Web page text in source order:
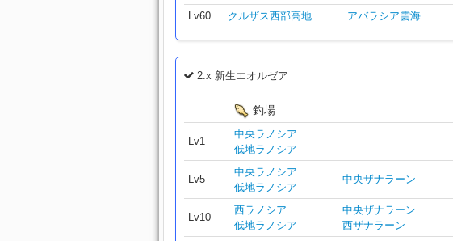
Lv60
クルザス西部高地 アバラシア雲海
2.x 新生エオルゼア
釣場
Lv1
中央ラノシア
低地ラノシア
Lv5
中央ラノシア
低地ラノシア
中央ザナラーン
Lv10
西ラノシア
低地ラノシア
中央ザナラーン
西ザナラーン